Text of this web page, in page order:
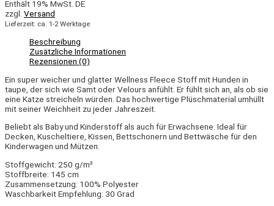
Enthält 19% MwSt. DE
zzgl. Versand
Lieferzeit: ca. 1-2 Werktage
Beschreibung
Zusätzliche Informationen
Rezensionen (0)
Ein super weicher und glatter Wellness Fleece Stoff mit Hunden in
taupe, der sich wie Samt oder Velours anfühlt. Er fühlt sich an, als ob sie
eine Katze streicheln würden. Das hochwertige Plüschmaterial umhüllt
mit seiner Weichheit zu jeder Jahreszeit.
Beliebt als Baby und Kinderstoff als auch für Erwachsene. Ideal für
Decken, Kuscheltiere, Kissen, Bettschonern und Bettwäsche für den
Kinderwagen und Mützen.
Stoffgewicht: 250 g/m²
Stoffbreite: 145 cm
Zusammensetzung: 100% Polyester
Waschbarkeit Empfehlung: 30 Grad